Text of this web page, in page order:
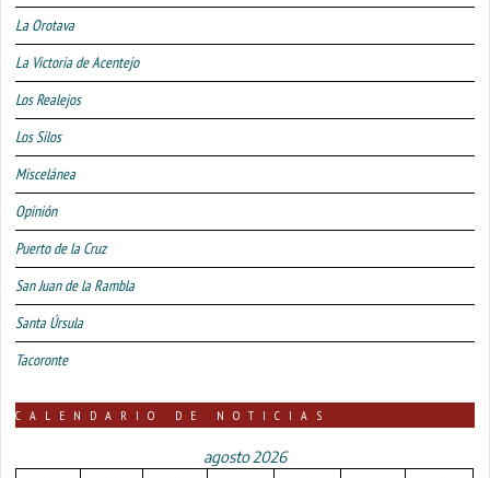
La Orotava
La Victoria de Acentejo
Los Realejos
Los Silos
Miscelánea
Opinión
Puerto de la Cruz
San Juan de la Rambla
Santa Úrsula
Tacoronte
CALENDARIO DE NOTICIAS
agosto 2026